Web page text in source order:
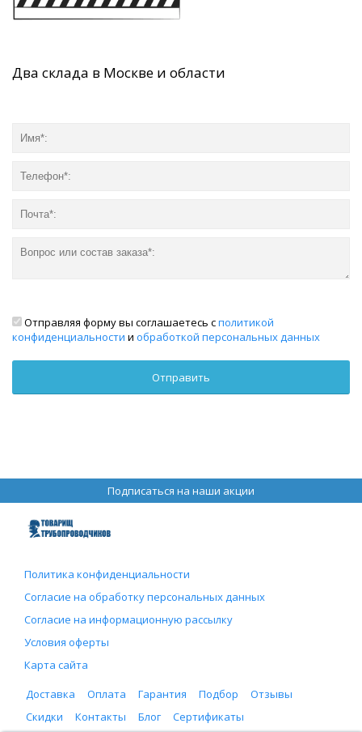
Два склада в Москве и области
Отправляя форму вы соглашаетесь сполитикой
конфиденциальности и обработкой персональных данных
Подписаться на наши акции
Политика конфиденциальности
Согласие на обработку персональных данных
Согласие на информационную рассылку
Условия оферты
Карта сайта
Доставка
Оплата Гарантия Подбор
Отзывы
Скидки
Контакты Блог Сертификаты